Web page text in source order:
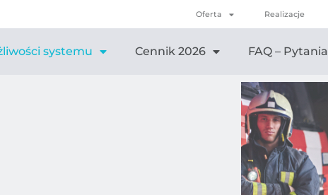
Oferta Realizacje
systemu Cennik 2026 FAQ – Pytania